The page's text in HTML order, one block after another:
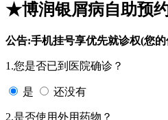
★博润银屑病自助预
公告:手机挂号享优先就诊权(您
1.您是否已到医院确诊？
是 还没有
2.是否使用外用药物？